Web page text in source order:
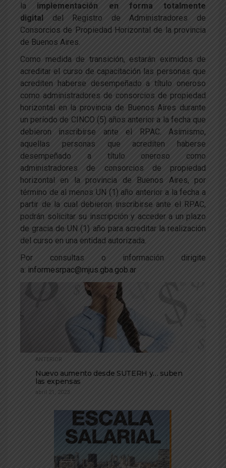
la implementación en forma totalmente
digital del Registro de Administradores de
Consorcios de Propiedad Horizontal de la provincia
de Buenos Aires.
Como medida de transición, estarán eximidos de
acreditar el curso de capacitación las personas que
acrediten haberse desempeñado a título oneroso
como administradores de consorcios de propiedad
horizontal en la provincia de Buenos Aires durante
un período de CINCO (5) años anterior a la fecha que
debieron inscribirse ante el RPAC. Asimismo,
aquellas personas que acrediten haberse
desempeñado a título oneroso como
administradores de consorcios de propiedad
horizontal en la provincia de Buenos Aires, por
término de al menos UN (1) año anterior a la fecha a
partir de la cual debieron inscribirse ante el RPAC,
podrán solicitar su inscripción y acceder a un plazo
de gracia de UN (1) año para acreditar la realización
del curso en una entidad autorizada.
Por consultas o información dirigite
a: informesrpac@mjus.gba.gob.ar
ANTERIOR
Nuevo aumento desde SUTERH y… suben
las expensas
abril 21, 2023